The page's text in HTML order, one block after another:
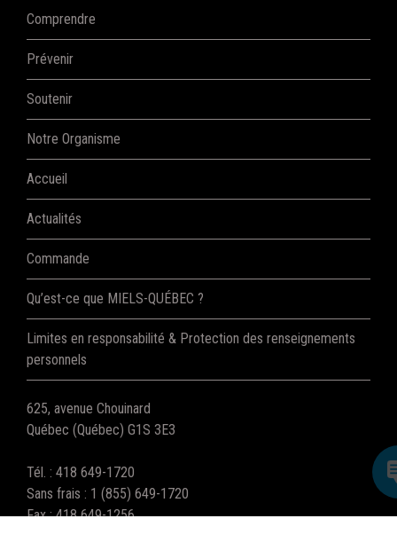
Comprendre
Prévenir
Soutenir
Notre Organisme
Accueil
Actualités
Commande
Qu’est-ce que MIELS-QUÉBEC ?
Limites en responsabilité & Protection des renseignements
personnels
625, avenue Chouinard
Québec (Québec) G1S 3E3
Tél. : 418 649-1720
Sans frais : 1 (855) 649-1720
Fax : 418 649-1256